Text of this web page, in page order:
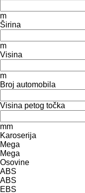
m
Širina
m
Visina
m
Broj automobila
Visina petog točka
mm
Karoserija
Mega
Mega
Osovine
ABS
ABS
EBS